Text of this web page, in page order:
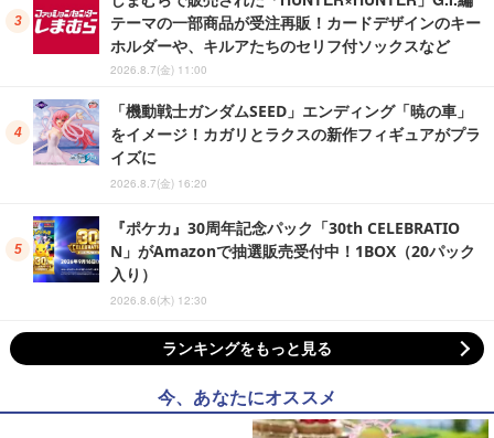
テーマの一部商品が受注再販！カードデザインのキー
ホルダーや、キルアたちのセリフ付ソックスなど
2026.8.7(金) 11:00
「機動戦士ガンダムSEED」エンディング「暁の車」
をイメージ！カガリとラクスの新作フィギュアがプラ
イズに
2026.8.7(金) 16:20
『ポケカ』30周年記念パック「30th CELEBRATIO
N」がAmazonで抽選販売受付中！1BOX（20パック
入り）
2026.8.6(木) 12:30
ランキングをもっと見る
今、あなたにオススメ